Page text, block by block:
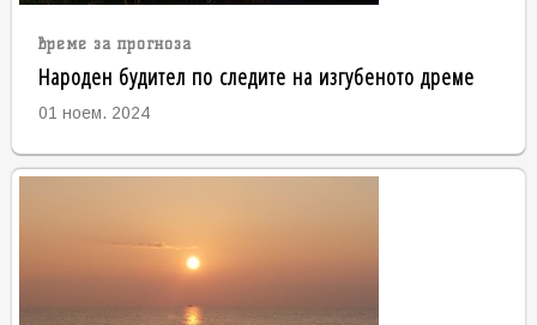
време за прогноза
Народен будител по следите на изгубеното дреме
01 ноем. 2024